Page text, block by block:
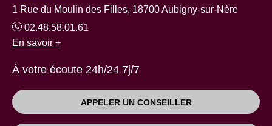
1 Rue du Moulin des Filles, 18700 Aubigny-sur-Nère
02.48.58.01.61
En savoir +
À votre écoute 24h/24 7j/7
APPELER UN CONSEILLER